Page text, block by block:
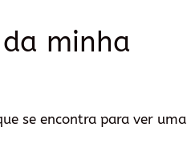
minha
se encontra para ver uma